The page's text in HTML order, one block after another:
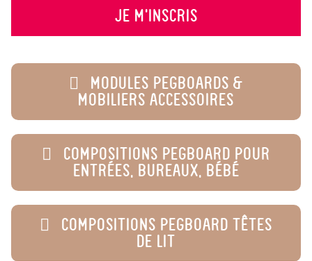
JE M'INSCRIS
MODULES PEGBOARDS &
MOBILIERS ACCESSOIRES
COMPOSITIONS PEGBOARD POUR
ENTRÉES, BUREAUX, BÉBÉ
COMPOSITIONS PEGBOARD TÊTES
DE LIT